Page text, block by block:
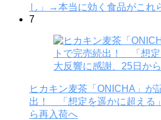
し」→本当に効く食品がこれ
7
ヒカキン麦茶「ONICHA」が
出！ 「想定を遥かに超える
ら再入荷へ